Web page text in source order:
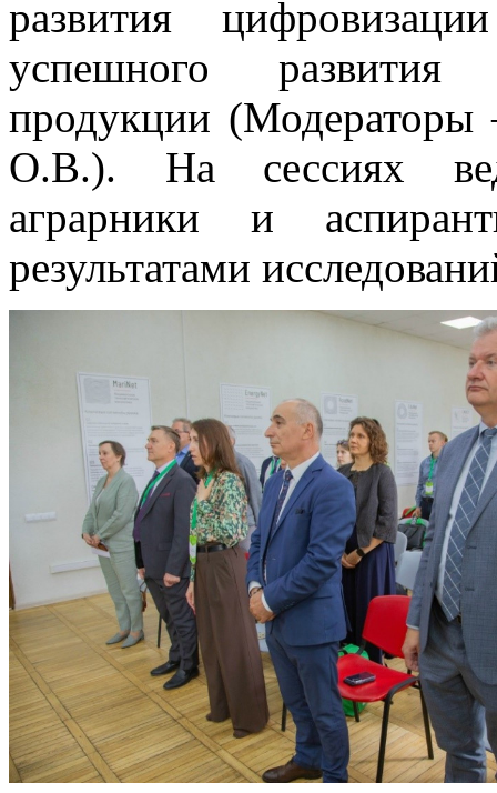
развития
успешного развития
продукции
О.В.). На сессиях
аграрники и
результатами